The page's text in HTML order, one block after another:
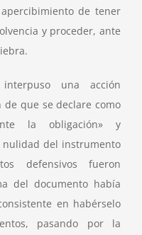
de tener
y proceder, ante
una acción
que se declare como
la obligación» y
nulidad del instrumento
defensivos fueron
del documento había
en habérselo
pasando por la